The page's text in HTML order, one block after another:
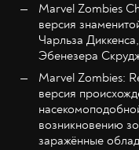
Marvel Zombies
версия
Чарльза
Эбенезера
Marvel Zombies:
версия
возникновению
заражённые